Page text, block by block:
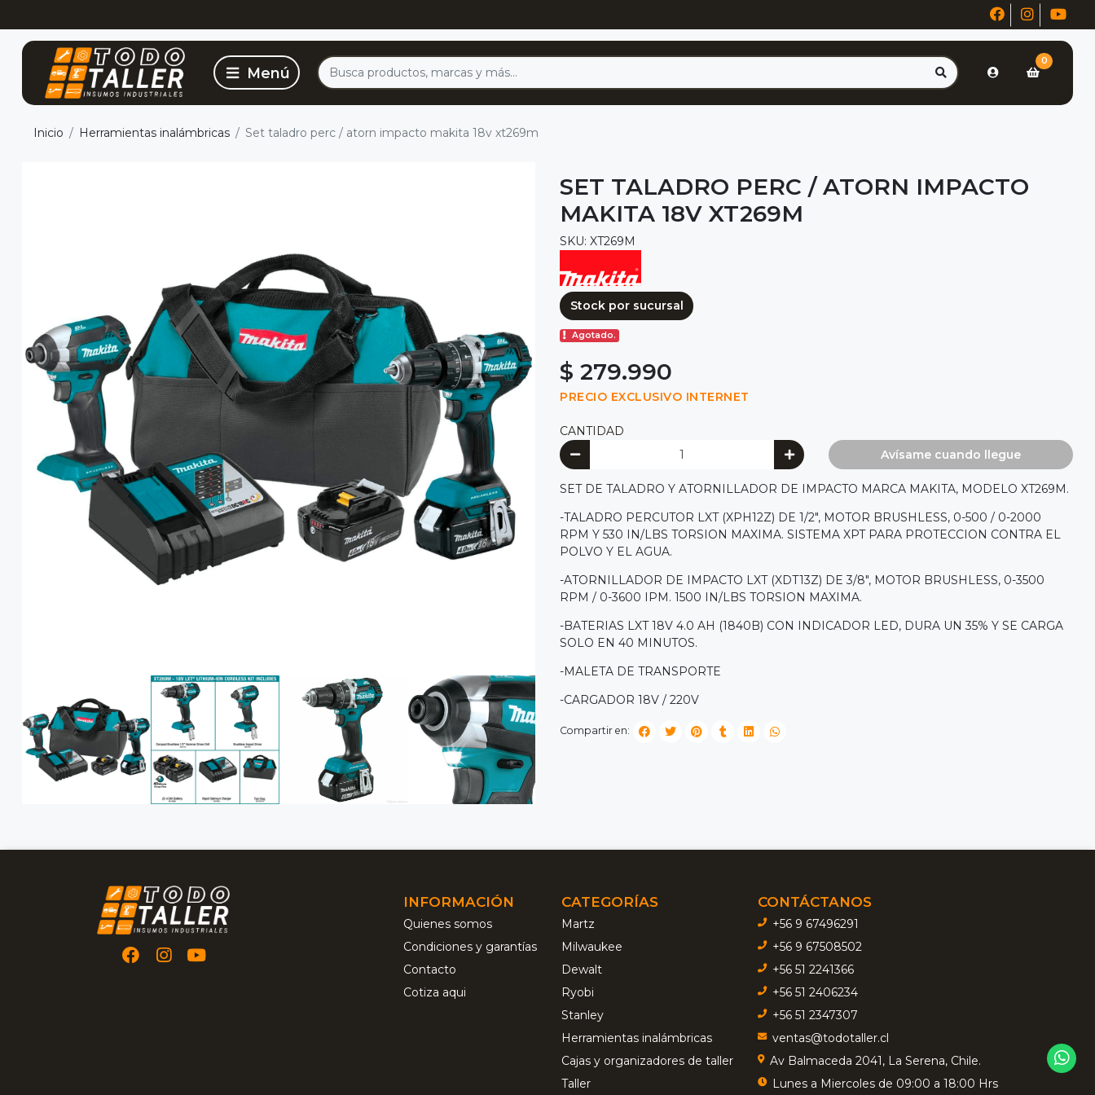
0
Inicio Herramientas inalámbricas Set taladro perc / atorn impacto makita 18v xt269m
SET TALADRO PERC / ATORN IMPACTO
MAKITA 18V XT269M
SKU: XT269M
Stock por sucursal
Agotado.
$ 279.990
PRECIO EXCLUSIVO INTERNET
CANTIDAD
Avísame cuando llegue
SET DE TALADRO Y ATORNILLADOR DE IMPACTO MARCA MAKITA, MODELO XT269M.
-TALADRO PERCUTOR LXT (XPH12Z) DE 1/2", MOTOR BRUSHLESS, 0-500 / 0-2000
RPM Y 530 IN/LBS TORSION MAXIMA. SISTEMA XPT PARA PROTECCION CONTRA EL
POLVO Y EL AGUA.
-ATORNILLADOR DE IMPACTO LXT (XDT13Z) DE 3/8", MOTOR BRUSHLESS, 0-3500
RPM / 0-3600 IPM. 1500 IN/LBS TORSION MAXIMA.
-BATERIAS LXT 18V 4.0 AH (1840B) CON INDICADOR LED, DURA UN 35% Y SE CARGA
SOLO EN 40 MINUTOS.
-MALETA DE TRANSPORTE
-CARGADOR 18V / 220V
Compartir en:
INFORMACIÓN
Quienes somos
Condiciones y garantías
Contacto
Cotiza aqui
CATEGORÍAS
Martz
Milwaukee
Dewalt
Ryobi
Stanley
Herramientas inalámbricas
Cajas y organizadores de taller
Taller
CONTÁCTANOS
+56 9 67496291
+56 9 67508502
+56 51 2241366
+56 51 2406234
+56 51 2347307
ventas@todotaller.cl
Av Balmaceda 2041, La Serena, Chile.
Lunes a Miercoles de 09:00 a 18:00 Hrs